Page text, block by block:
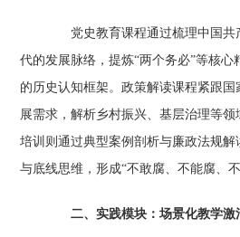
党史教育课程通过梳理中国共
代的发展脉络，提炼“两个务必”等核
的历史认知框架。政策解读课程紧跟
展需求，解析乡村振兴、基层治理等
培训则通过典型案例剖析与廉政法规
与底线思维，形成“不敢腐、不能腐、
二、实践模块：场景化教学激